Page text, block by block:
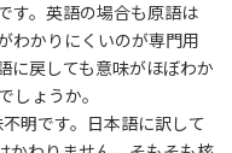
す。英語の場合も原語は
わかりにくいのが専門用
に戻しても意味がほぼわか
しょうか。
明です。日本語に訳して